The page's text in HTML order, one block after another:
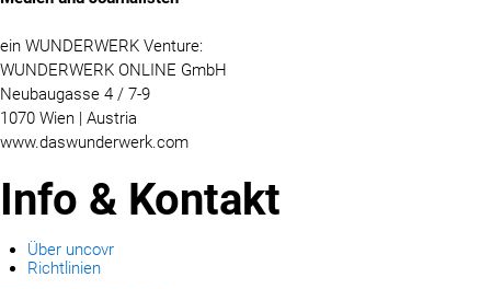
ein WUNDERWERK Venture:
WUNDERWERK ONLINE GmbH
Neubaugasse 4 / 7-9
1070 Wien | Austria
www.daswunderwerk.com
Info & Kontakt
Über uncovr
Richtlinien